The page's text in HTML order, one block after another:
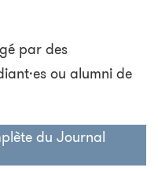
par des
ou alumni de
du Journal